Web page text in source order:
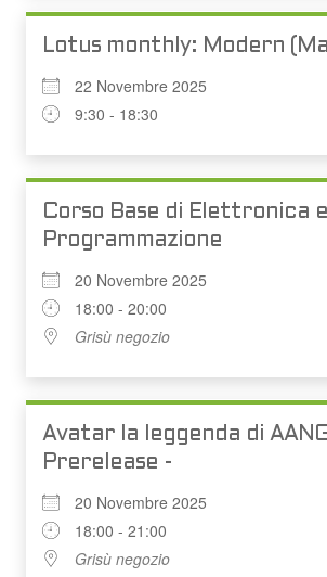
Lotus monthly: Modern
22 Novembre 2025
9:30 - 18:30
Corso Base di Elettronica e
Programmazione
20 Novembre 2025
18:00 - 20:00
Grisù negozio
Avatar la leggenda di
Prerelease -
20 Novembre 2025
18:00 - 21:00
Grisù negozio